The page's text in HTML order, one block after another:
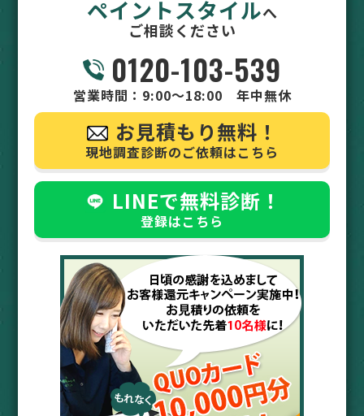
ペイントスタイルへ
ご相談ください
0120-103-539
営業時間：9:00～18:00 年中無休
お見積もり無料！
現地調査診断のご依頼はこちら
LINEで無料診断！
登録はこちら